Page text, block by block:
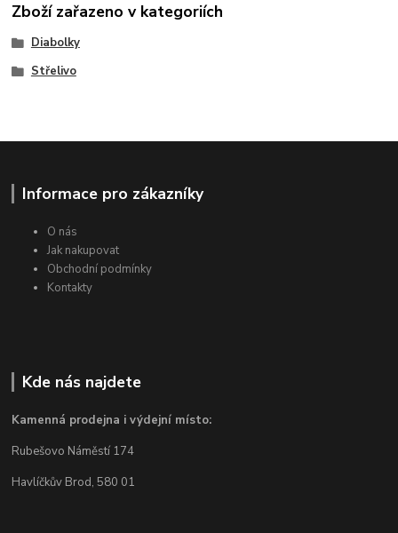
Zboží zařazeno v kategoriích
Diabolky
Střelivo
Informace pro zákazníky
O nás
Jak nakupovat
Obchodní podmínky
Kontakty
Kde nás najdete
Kamenná prodejna i výdejní místo:
Rubešovo Náměstí 174
Havlíčkův Brod, 580 01